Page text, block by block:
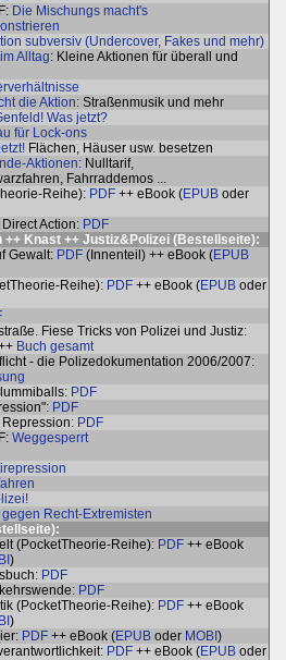
Die Mischungs macht's
subversiv (Undercover, Fakes und mehr)
Alltag: Kleine Aktionen für überall und
die Aktion: Straßenmusik und mehr
Was jetzt?
für Lock-ons
Flächen, Häuser usw. besetzen
Aktionen: Nulltarif,
Fahrraddemos ...
Reihe): PDF ++ eBook (EPUB oder
Action: PDF
Knast ++ Justiz&Polizei (Bestellseite):
Gewalt: PDF (Innenteil) ++ eBook (EPUB
Reihe): PDF ++ eBook (EPUB oder
Fiese Tricks von Polizei und Justiz:
Buch gesamt
- die Polizedokumentation 2006/2007:
PDF
PDF
PDF
Weggesperrt
Recht-Extremisten
):
(PocketTheorie-Reihe): PDF ++ eBook
)
PDF
PDF
(PocketTheorie-Reihe): PDF ++ eBook
)
PDF ++ eBook (EPUB oder MOBI )
PDF ++ eBook (EPUB oder